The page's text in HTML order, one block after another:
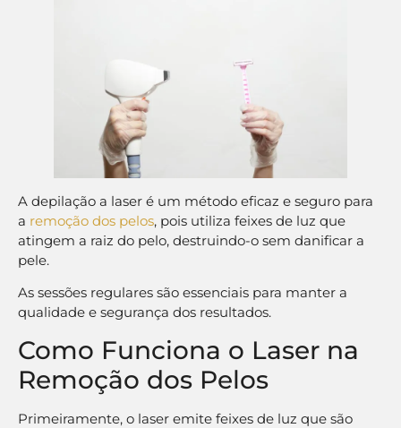
A depilação a laser é um método eficaz e seguro para
a remoção dos pelos, pois utiliza feixes de luz que
atingem a raiz do pelo, destruindo-o sem danificar a
pele.
As sessões regulares são essenciais para manter a
qualidade e segurança dos resultados.
Como Funciona o Laser na
Remoção dos Pelos
Primeiramente, o laser emite feixes de luz que são